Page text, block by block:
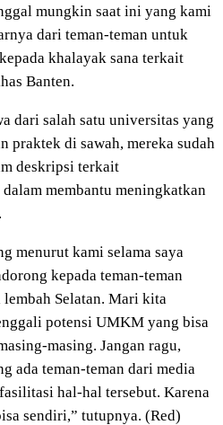
mungkin saat ini yang kami
dari teman-teman untuk
khalayak sana terkait
Banten.
dari salah satu universitas yang
praktek di sawah, mereka sudah
deskripsi terkait
membantu meningkatkan
menurut kami selama saya
kepada teman-teman
Selatan. Mari kita
potensi UMKM yang bisa
masing. Jangan ragu,
ada teman-teman dari media
hal-hal tersebut. Karena
sendiri,” tutupnya. (Red)